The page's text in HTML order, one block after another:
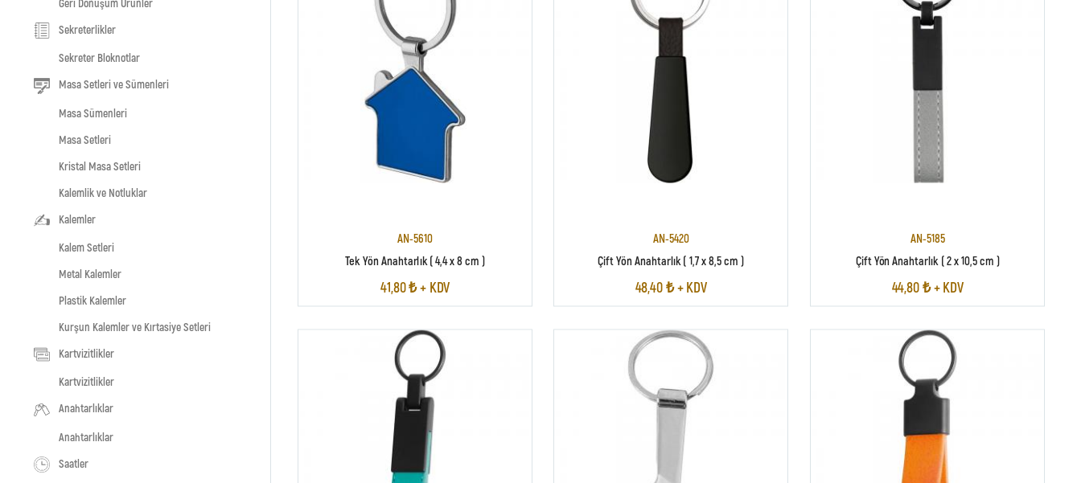
Geri Dönüşüm Ürünler
Sekreterlikler
Sekreter Bloknotlar
Masa Setleri ve Sümenleri
Masa Sümenleri
Masa Setleri
Kristal Masa Setleri
Kalemlik ve Notluklar
Kalemler
Kalem Setleri
Metal Kalemler
Plastik Kalemler
Kurşun Kalemler ve Kırtasiye Setleri
Kartvizitlikler
Kartvizitlikler
Anahtarlıklar
Anahtarlıklar
Saatler
AN-5610
Tek Yön Anahtarlık ( 4,4 x 8 cm )
41,80 ₺ + KDV
AN-5420
Çift Yön Anahtarlık ( 1,7 x 8,5 cm )
48,40 ₺ + KDV
AN-5185
Çift Yön Anahtarlık ( 2 x 10,5 cm )
44,80 ₺ + KDV